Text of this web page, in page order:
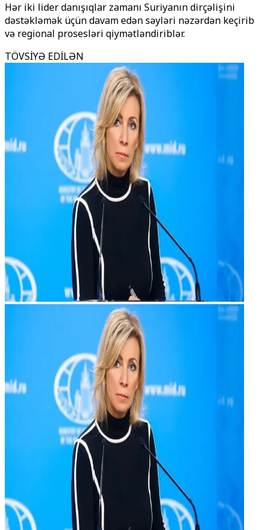
Hər iki lider danışıqlar zamanı Suriyanın dirçəlişini
dəstəkləmək üçün davam edən səyləri nəzərdən keçirib
və regional prosesləri qiymətləndiriblər.
TÖVSİYƏ EDİLƏN